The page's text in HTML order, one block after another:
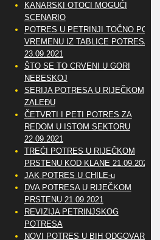
KANARSKI OTOCI MOGUĆI
SCENARIO
POTRES U PETRINJI TOČNO PO
VREMENU IZ TABLICE POTRESA
23.09.2021
ŠTO SE TO CRVENI U GORI
NEBESKOJ
SERIJA POTRESA U RIJEČKOM
ZALEĐU
ČETVRTI I PETI POTRES ZA
REDOM U ISTOM SEKTORU
22.09.2021
TREĆI POTRES U RIJEČKOM
PRSTENU KOD KLANE 21.09.2021
JAK POTRES U CHILE-u
DVA POTRESA U RIJEČKOM
PRSTENU 21.09.2021
REVIZIJA PETRINJSKOG
POTRESA
NOVI POTRES U BIH ODGOVARA